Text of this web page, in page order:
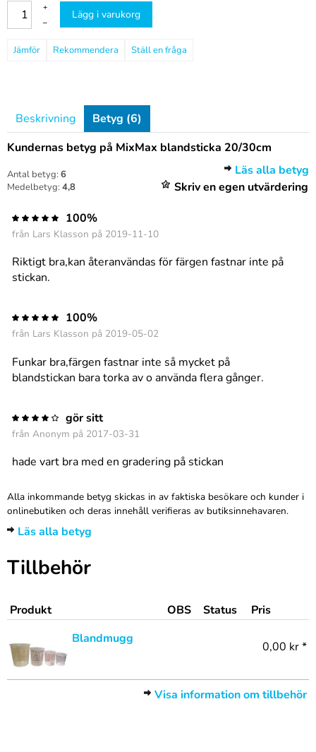
+
–
Lägg i varukorg
Jämför Rekommendera Ställ en fråga
Beskrivning
Betyg (6)
Kundernas betyg på MixMax blandsticka 20/30cm
Antal betyg: 6
Medelbetyg: 4,8
Läs alla betyg
Skriv en egen utvärdering
100%
från Lars Klasson på 2019-11-10
Riktigt bra,kan återanvändas för färgen fastnar inte på
stickan.
100%
från Lars Klasson på 2019-05-02
Funkar bra,färgen fastnar inte så mycket på
blandstickan bara torka av o använda flera gånger.
gör sitt
från Anonym på 2017-03-31
hade vart bra med en gradering på stickan
Alla inkommande betyg skickas in av faktiska besökare och kunder i
onlinebutiken och deras innehåll verifieras av butiksinnehavaren.
Läs alla betyg
Tillbehör
Produkt OBS Status
Pris
Blandmugg
0,00 kr *
Visa information om tillbehör